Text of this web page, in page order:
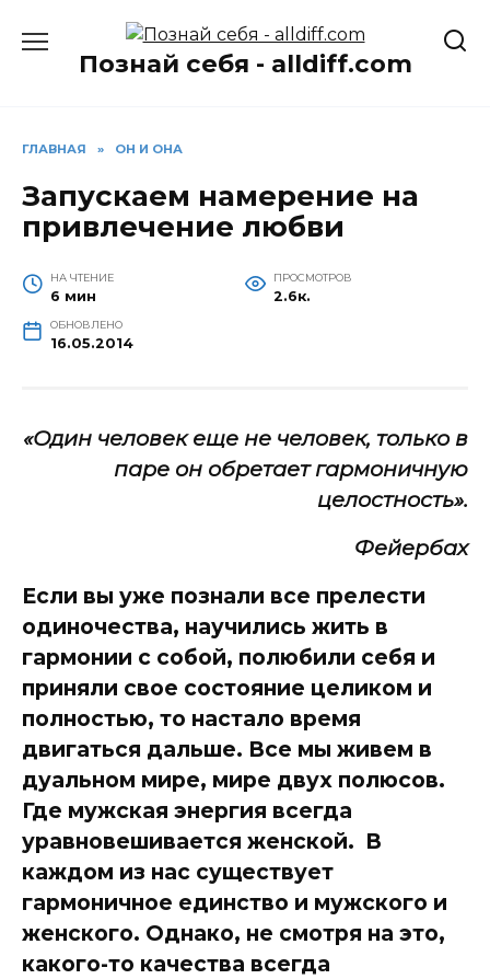
содержаниюПознай себя - alldiff.com
ГЛАВНАЯ » ОН И ОНА
Запускаем намерение на
привлечение любви
НА ЧТЕНИЕ
6 мин
ПРОСМОТРОВ
2.6к.
ОБНОВЛЕНО
16.05.2014
«Один человек еще не человек, только в
паре он обретает гармоничную
целостность».
Фейербах
Если вы уже познали все прелести
одиночества, научились жить в
гармонии с собой, полюбили себя и
приняли свое состояние целиком и
полностью, то настало время
двигаться дальше. Все мы живем в
дуальном мире, мире двух полюсов.
Где мужская энергия всегда
уравновешивается женской. В
каждом из нас существует
гармоничное единство и мужского и
женского. Однако, не смотря на это,
какого-то качества всегда